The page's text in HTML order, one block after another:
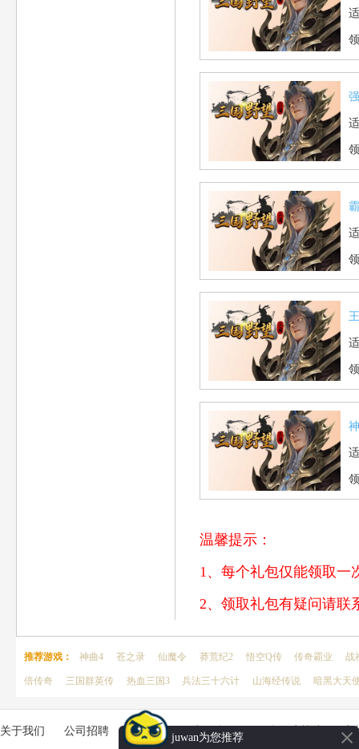
温馨提示：
1、每个礼包仅能领取一
2、领取礼包有疑问请联
推荐游戏： 神曲4 苍之录 仙魔令 莽荒纪2 悟空Q传 传奇霸业 战
倍传奇 三国群英传 热血三国3 兵法三十六计 山海经传说 暗黑大天
juwan为您推荐
关于我们 公司招聘 客服中心 商务合作 家